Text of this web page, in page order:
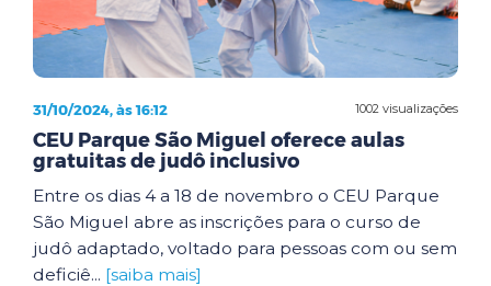
1002 visualizações
31/10/2024, às 16:12
CEU Parque São Miguel oferece aulas
gratuitas de judô inclusivo
Entre os dias 4 a 18 de novembro o CEU Parque
São Miguel abre as inscrições para o curso de
judô adaptado, voltado para pessoas com ou sem
deficiê... [saiba mais]